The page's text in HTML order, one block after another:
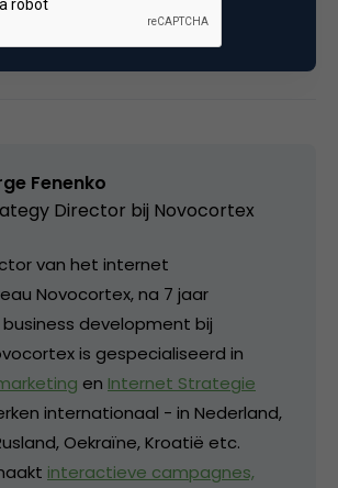
Fenenko
Director bij Novocortex
van het internet
Novocortex, na 7 jaar
development bij
is gespecialiseerd in
en Internet Strategie
internationaal - in Nederland,
Oekraïne, Kroatië etc.
interactieve campagnes,